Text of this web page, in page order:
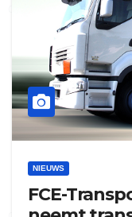
duo montage
NIEUWS
FCE-